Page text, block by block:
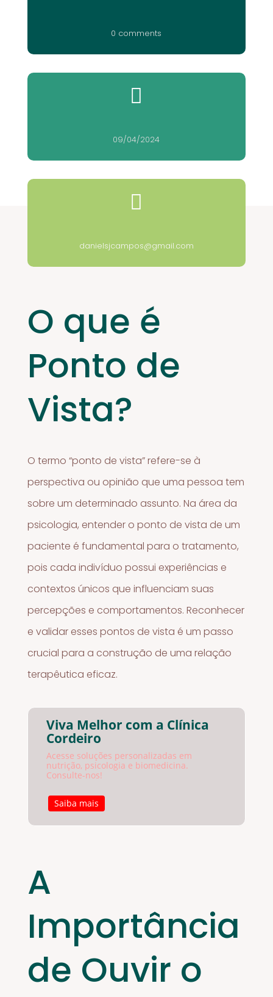
0 comments

09/04/2024

danielsjcampos@gmail.com
O que é
Ponto de
Vista?
O termo “ponto de vista” refere-se à
perspectiva ou opinião que uma pessoa tem
sobre um determinado assunto. Na área da
psicologia, entender o ponto de vista de um
paciente é fundamental para o tratamento,
pois cada indivíduo possui experiências e
contextos únicos que influenciam suas
percepções e comportamentos. Reconhecer
e validar esses pontos de vista é um passo
crucial para a construção de uma relação
terapêutica eficaz.
Viva Melhor com a Clínica
Cordeiro
Acesse soluções personalizadas em
nutrição, psicologia e biomedicina.
Consulte-nos!
Saiba mais
A
Importância
de Ouvir o